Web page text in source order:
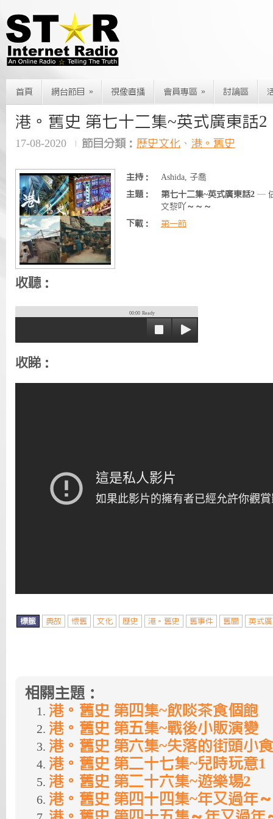
首頁 網台節目 » 視像直播 會員專區 » 討論區
港。舊史 第七十二集~英式廣東話2
17-08-2020 節目分類： 歷史文化 、 港。舊史
主持：
Ashida, 子喬
主題：
第七十二集~英式廣東話2 —
文黎吖～～～
下載：
第一節
收聽：
00:00 Ready
收睇：
標籤 典故 懷舊 文化 歷史 港。舊史 舊事件 舊聞 英式
相關主題：
港。舊史 第四集~飲啖茶食個飽
港。舊史 第五集~戰後小販演變
港。舊史 第六集~失落的街頭小食
港。舊史 第二十七集~兒時玩意1
港。舊史 第二十六集~遊樂場2
港。舊史 第四十四集~年又過年